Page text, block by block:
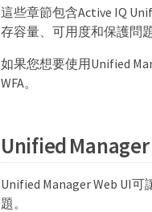
這些章節包含Active IQ
存容量、可用度和保護問
如果您想要使用Unified
WFA。
Unified Manager
Unified Manager Web UI
題。